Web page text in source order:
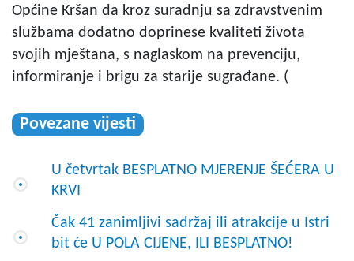
Općine Kršan da kroz suradnju sa zdravstvenim
službama dodatno doprinese kvaliteti života
svojih mještana, s naglaskom na prevenciju,
informiranje i brigu za starije sugrađane. (
Povezane vijesti
U četvrtak BESPLATNO MJERENJE ŠEĆERA U
KRVI
Čak 41 zanimljivi sadržaj ili atrakcije u Istri
bit će U POLA CIJENE, ILI BESPLATNO!